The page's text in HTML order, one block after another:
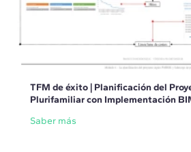
TFM de éxito | Planificación del
Plurifamiliar con Implementación
Saber más